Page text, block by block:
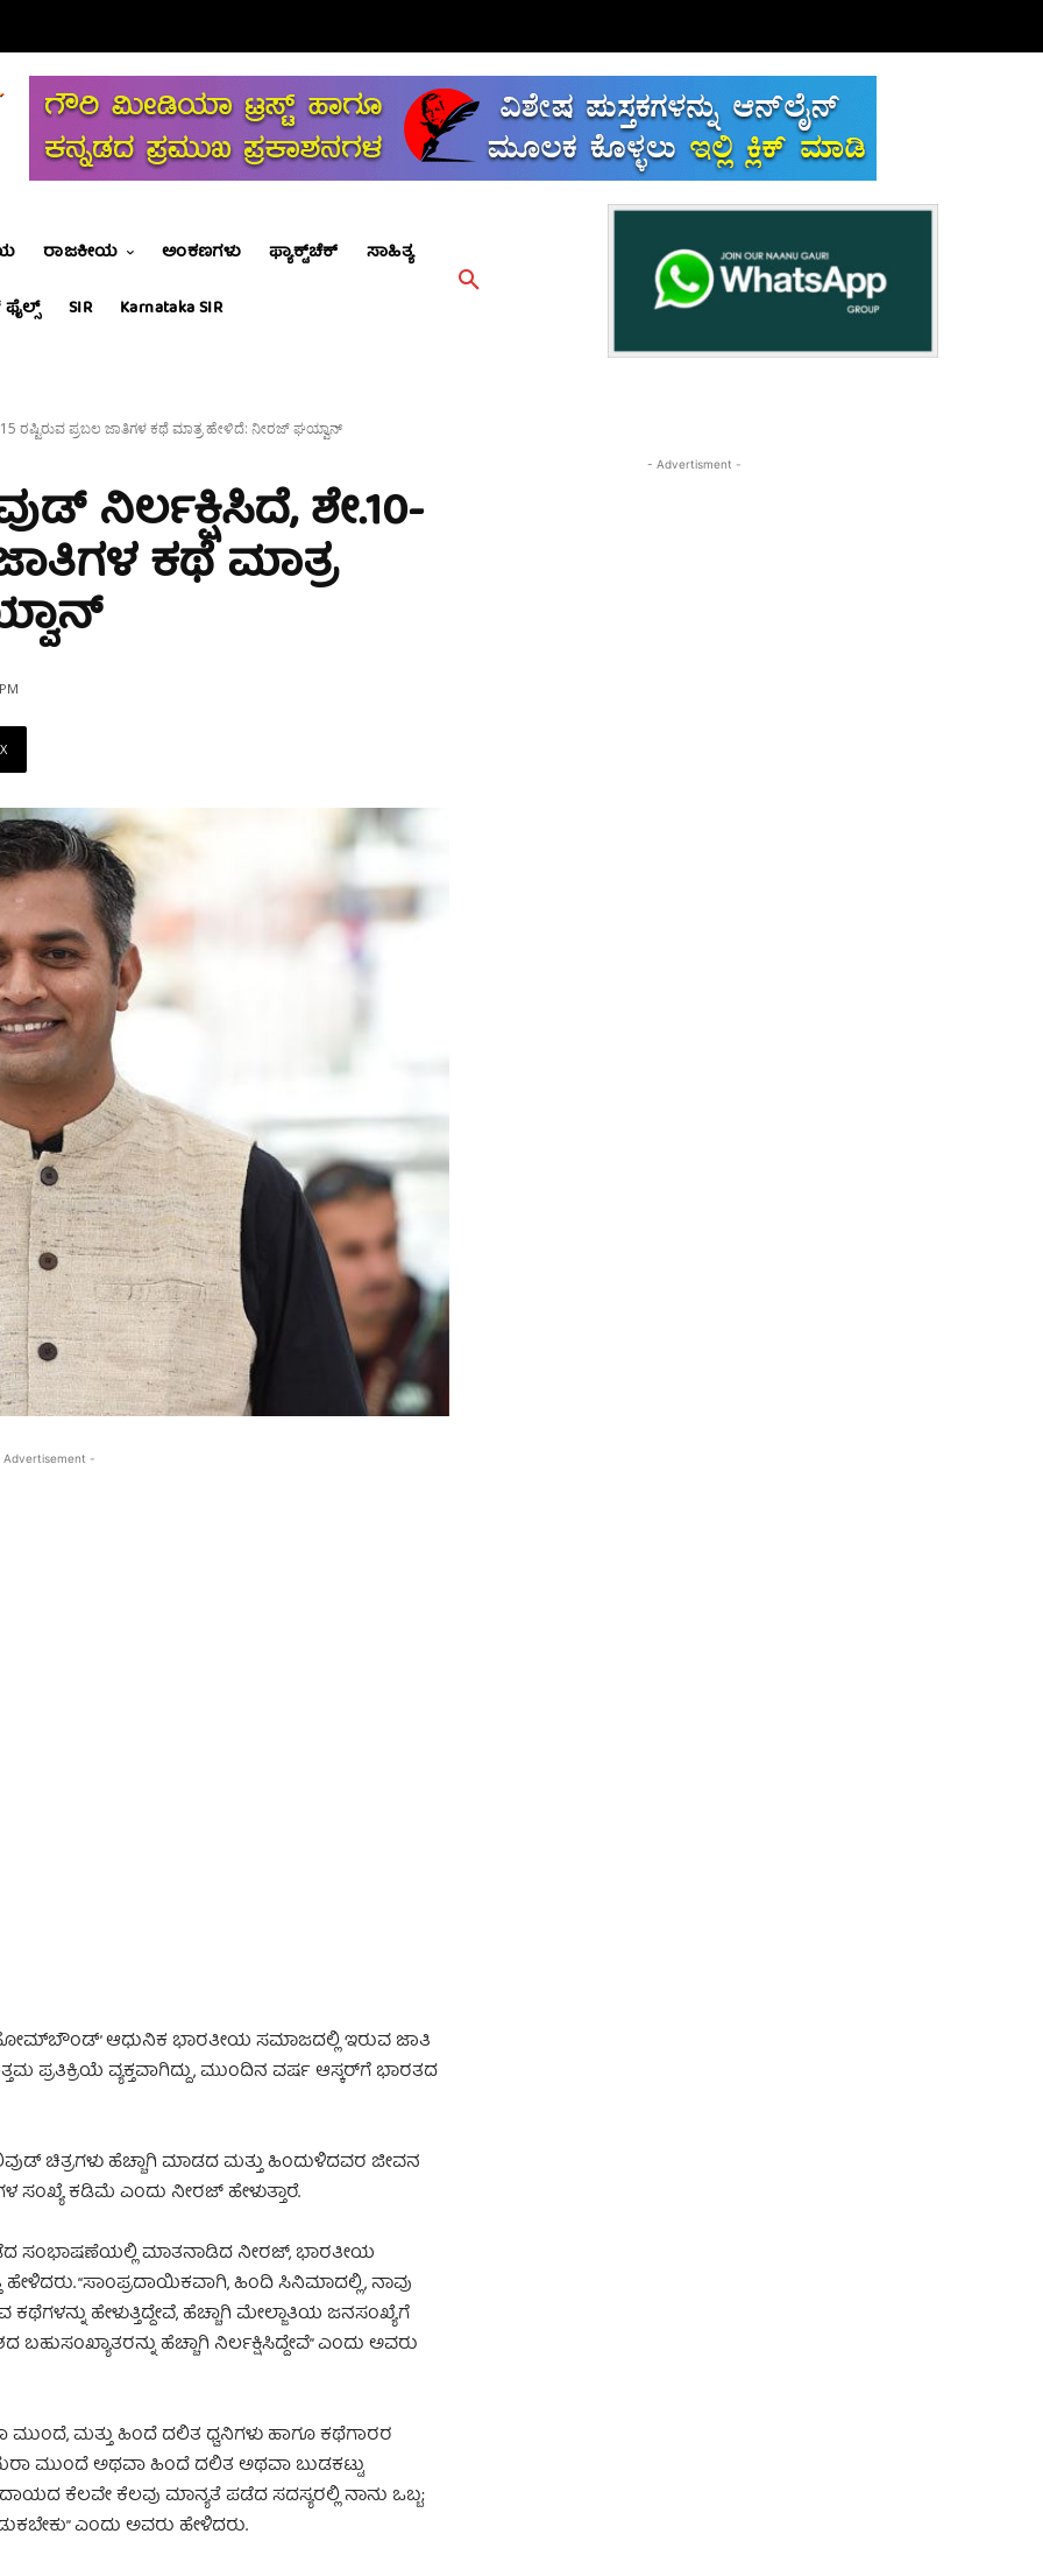
ರಾಜಕೀಯ ಅಂಕಣಗಳು ಫ್ಯಾಕ್ಟ್‌ಚೆಕ್
ಸಾಹಿತ್ಯ
SIR Karnataka SIR
ರಷ್ಟಿರುವ ಪ್ರಬಲ ಜಾತಿಗಳ ಕಥೆ ಮಾತ್ರ ಹೇಳಿದೆ: ನೀರಜ್ ಘಯ್ವಾನ್
ನಿರ್ಲಕ್ಷಿಸಿದೆ, ಶೇ.10-
ಕಥೆ ಮಾತ್ರ
X
-
ಆಧುನಿಕ ಭಾರತೀಯ ಸಮಾಜದಲ್ಲಿ ಇರುವ ಜಾತಿ
ಪ್ರತಿಕ್ರಿಯೆ ವ್ಯಕ್ತವಾಗಿದ್ದು, ಮುಂದಿನ ವರ್ಷ ಆಸ್ಕರ್‌ಗೆ ಭಾರತದ
ಚಿತ್ರಗಳು ಹೆಚ್ಚಾಗಿ ಮಾಡದ ಮತ್ತು ಹಿಂದುಳಿದವರ ಜೀವನ
ಸಂಖ್ಯೆ ಕಡಿಮೆ ಎಂದು ನೀರಜ್ ಹೇಳುತ್ತಾರೆ.
ಸಂಭಾಷಣೆಯಲ್ಲಿ ಮಾತನಾಡಿದ ನೀರಜ್, ಭಾರತೀಯ
“ಸಾಂಪ್ರದಾಯಿಕವಾಗಿ, ಹಿಂದಿ ಸಿನಿಮಾದಲ್ಲಿ, ನಾವು
ಕಥೆಗಳನ್ನು ಹೇಳುತ್ತಿದ್ದೇವೆ, ಹೆಚ್ಚಾಗಿ ಮೇಲ್ಜಾತಿಯ ಜನಸಂಖ್ಯೆಗೆ
ಹೆಚ್ಚಾಗಿ ನಿರ್ಲಕ್ಷಿಸಿದ್ದೇವೆ” ಎಂದು ಅವರು
ಮತ್ತು ಹಿಂದೆ ದಲಿತ ಧ್ವನಿಗಳು ಹಾಗೂ ಕಥೆಗಾರರ
ಮುಂದೆ ಅಥವಾ ಹಿಂದೆ ದಲಿತ ಅಥವಾ ಬುಡಕಟ್ಟು
ಕೆಲವೇ ಕೆಲವು ಮಾನ್ಯತೆ ಪಡೆದ ಸದಸ್ಯರಲ್ಲಿ ನಾನು ಒಬ್ಬ;
ಎಂದು ಅವರು ಹೇಳಿದರು.
- Advertisment -